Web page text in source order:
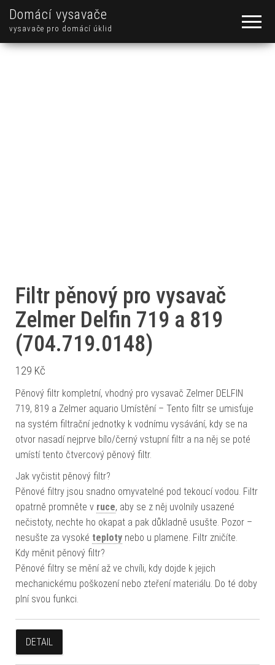
Domácí vysavače
vysavače pro domácí úklid
Filtr pěnový pro vysavač
Zelmer Delfin 719 a 819
(704.719.0148)
129 Kč
Pěnový filtr kompletní, vhodný pro vysavač Zelmer DELFIN
719, 819 a Zelmer aquario Umístění – Tento filtr se umisťuje
na systém filtrační jednotky k vodnímu vysávání, kdy se na
otvor nasadí nejprve bílo/černý vstupní filtr a na něj se poté
umístí tento čtvercový pěnový filtr.
Jak vyčistit pěnový filtr?
Pěnové filtry jsou snadno omyvatelné pod tekoucí vodou. Filtr
opatrně promněte v ruce, aby se z něj uvolnily usazené
nečistoty, nechte ho okapat a pak důkladně usušte. Pozor –
nesušte za vysoké teploty nebo u plamene. Filtr zničíte.
Kdy měnit pěnový filtr?
Pěnové filtry se mění až ve chvíli, kdy dojde k jejich
mechanickému poškození nebo zteření materiálu. Do té doby
plní svou funkci.
DETAIL